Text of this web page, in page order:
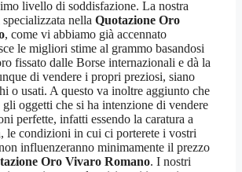
livello di soddisfazione. La nostra
nella Quotazione Oro
, come vi abbiamo già accennato
le migliori stime al grammo basandosi
fissato dalle Borse internazionali e dà la
di vendere i propri preziosi, siano
o usati. A questo va inoltre aggiunto che
oggetti che si ha intenzione di vendere
perfette, infatti essendo la caratura a
le condizioni in cui ci porterete i vostri
influenzeranno minimamente il prezzo
Oro Vivaro Romano. I nostri